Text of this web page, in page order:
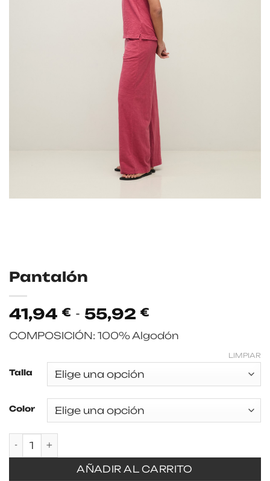
Pantalón
41,94 € - 55,92 €
de
precios:
hasta
55,92 €
COMPOSICIÓN: 100% Algodón
Talla
Color
LIMPIAR
Pantalón cantidad
AÑADIR AL CARRITO